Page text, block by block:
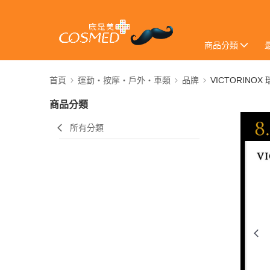
商品分類
首頁 運動・按摩・戶外・車類 品牌 VICTORINOX
商品分類
所有分類